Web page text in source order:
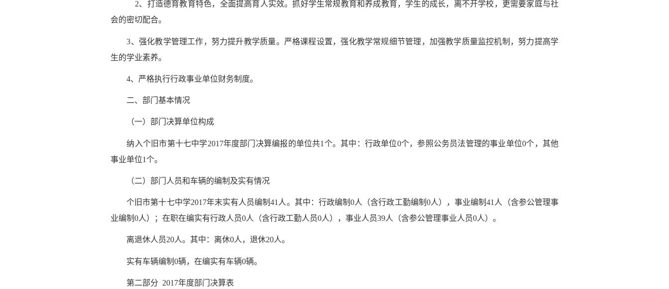
2、打造德育教育特色，全面提高育人实效。抓好学生常规教育和养成教育，学生的成长，离不开学校，更需要家庭与社
会的密切配合。
3、强化教学管理工作，努力提升教学质量。严格课程设置，强化教学常规细节管理，加强教学质量监控机制，努力提高学
生的学业素养。
4、严格执行行政事业单位财务制度。
二、部门基本情况
（一）部门决算单位构成
纳入个旧市第十七中学2017年度部门决算编报的单位共1个。其中：行政单位0个，参照公务员法管理的事业单位0个，其他
事业单位1个。
（二）部门人员和车辆的编制及实有情况
个旧市第十七中学2017年末实有人员编制41人。其中：行政编制0人（含行政工勤编制0人），事业编制41人（含参公管理事
业编制0人）；在职在编实有行政人员0人（含行政工勤人员0人），事业人员39人（含参公管理事业人员0人）。
离退休人员20人。其中：离休0人，退休20人。
实有车辆编制0辆，在编实有车辆0辆。
第二部分 2017年度部门决算表